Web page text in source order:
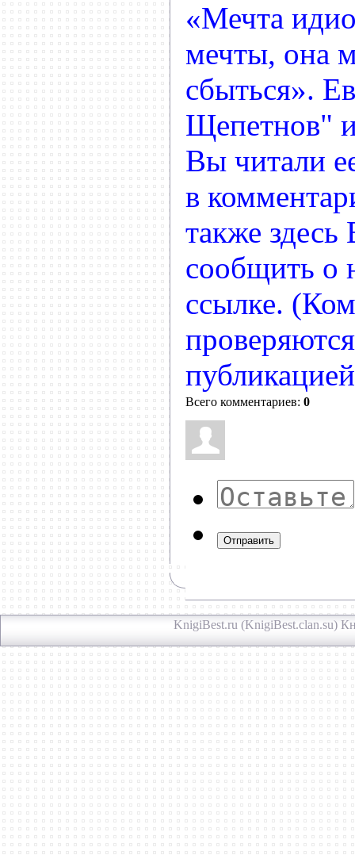
«Мечта
мечты, она
сбыться».
Щепетнов"
Вы читали
в
также
сообщить о
ссылке.
Всего комментариев: 0
Отправить
KnigiBest.ru (KnigiBest.clan.su)